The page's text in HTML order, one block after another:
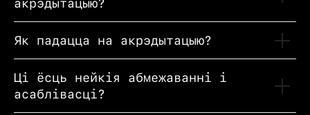
акрэдытацыю?
Як падацца на акрэдытацыю?
Ці ёсць нейкія абмежаванні і
асаблівасці?